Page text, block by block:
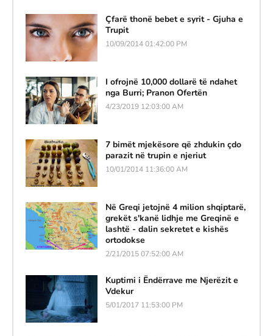
Çfarë thonë bebet e syrit - Gjuha e
Trupit
10/09/2014 01:42:00 PM
I ofrojnë 10,000 dollarë të ndahet
nga Burri; Pranon Ofertën
4/23/2019 12:03:00 AM
7 bimët mjekësore që zhdukin çdo
parazit në trupin e njeriut
10/01/2014 11:36:00 AM
Në Greqi jetojnë 4 milion shqiptarë,
grekët s'kanë lidhje me Greqinë e
lashtë - dalin sekretet e kishës
ortodokse
2/21/2015 07:52:00 AM
Kuptimi i Ëndërrave me Njerëzit e
Vdekur
5/01/2017 11:53:00 PM